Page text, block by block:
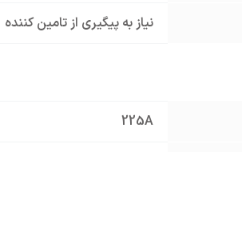
نیاز به پیگیری از تامین کننده
225A